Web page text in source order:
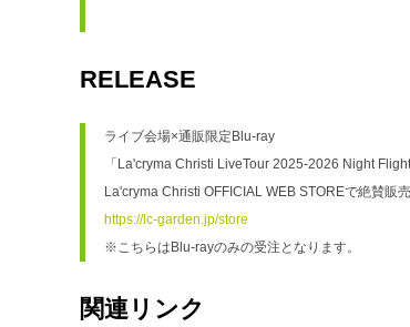
RELEASE
ライブ会場×通販限定Blu-ray
「La'cryma Christi LiveTour 2025-2026 Night
La'cryma Christi OFFICIAL WEB STOREで絶賛販売
https://lc-garden.jp/store
※こちらはBlu-rayのみの受注となります。
関連リンク